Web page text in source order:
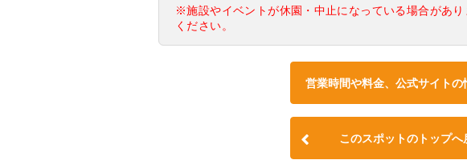
※施設やイベントが休園・中止になっている場合があ
ください。
営業時間や料金、公式サイトの
このスポットのトップへ